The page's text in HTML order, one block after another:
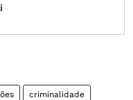
criminalidade